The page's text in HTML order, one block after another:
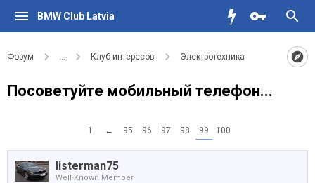
BMW Club Latvia
Форум ... Клуб интересов Электротехника
Посоветуйте мобильный телефон...
1 ← 95 96 97 98 99 100
listerman75
Well-Known Member